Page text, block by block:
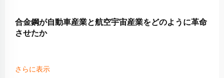
合金鋼が自動車産業と航空宇宙産業をどのように革命
させたか
さらに表示